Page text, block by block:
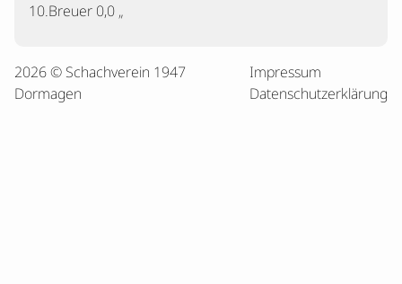
10.Breuer 0,0 „
2026 © Schachverein 1947
Dormagen
Impressum
Datenschutzerklärung